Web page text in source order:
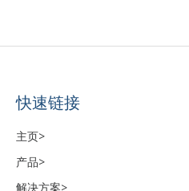
快速链接
主页>
产品>
解决方案>